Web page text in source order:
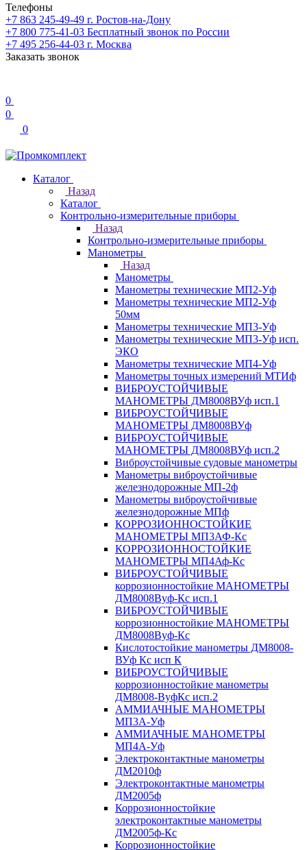
Телефоны
+7 863 245-49-49 г. Ростов-на-Дону
+7 800 775-41-03 Бесплатный звонок по России
+7 495 256-44-03 г. Москва
Заказать звонок
0
0
0
Каталог
Назад
Каталог
Контрольно-измерительные приборы
Назад
Контрольно-измерительные приборы
Манометры
Назад
Манометры
Манометры технические МП2-Уф
Манометры технические МП2-Уф
50мм
Манометры технические МП3-Уф
Манометры технические МП3-Уф исп.
ЭКО
Манометры технические МП4-Уф
Манометры точных измерений МТИф
ВИБРОУСТОЙЧИВЫЕ
МАНОМЕТРЫ ДМ8008ВУф исп.1
ВИБРОУСТОЙЧИВЫЕ
МАНОМЕТРЫ ДМ8008ВУф
ВИБРОУСТОЙЧИВЫЕ
МАНОМЕТРЫ ДМ8008ВУф исп.2
Виброустойчивые судовые манометры
Манометры виброустойчивые
железнодорожные МП-2ф
Манометры виброустойчивые
железнодорожные МПф
КОРРОЗИОННОСТОЙКИЕ
МАНОМЕТРЫ МП3АФ-Кс
КОРРОЗИОННОСТОЙКИЕ
МАНОМЕТРЫ МП4Аф-Кс
ВИБРОУСТОЙЧИВЫЕ
коррозионностойкие МАНОМЕТРЫ
ДМ8008Вуф-Кс исп.1
ВИБРОУСТОЙЧИВЫЕ
коррозионностойкие МАНОМЕТРЫ
ДМ8008Вуф-Кс
Кислотостойкие манометры ДМ8008-
ВУф Кс исп К
ВИБРОУСТОЙЧИВЫЕ
коррозионностойкие манометры
ДМ8008-ВуфКс исп.2
АММИАЧНЫЕ МАНОМЕТРЫ
МП3А-Уф
АММИАЧНЫЕ МАНОМЕТРЫ
МП4А-Уф
Электроконтактные манометры
ДМ2010ф
Электроконтактные манометры
ДМ2005ф
Коррозионностойкие
электроконтактные манометры
ДМ2005ф-Кс
Коррозионностойкие